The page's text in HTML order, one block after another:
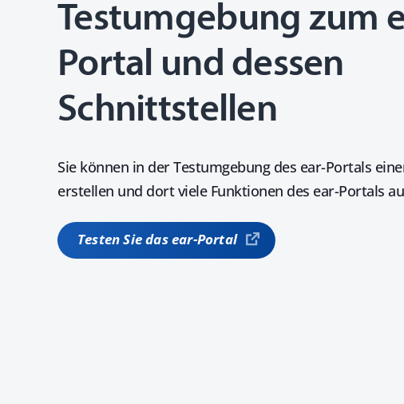
Testumgebung zum
Portal und dessen
Schnittstellen
Sie können in der Testumgebung des ear-Portals
erstellen und dort viele Funktionen des ear-Portals
Testen Sie das ear-Portal